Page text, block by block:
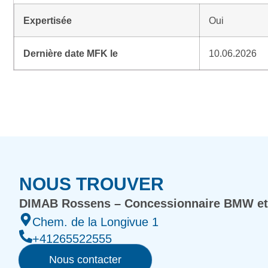
Expertisée Oui
Dernière date MFK le 10.06.2026
NOUS TROUVER
DIMAB Rossens – Concessionnaire BMW
Chem. de la Longivue 1
+41265522555
Nous contacter